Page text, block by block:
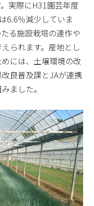
実際にH31園芸年度
6.6％減少していま
る施設栽培の連作や
られます。産地とし
には、土壌環境の改
良普及課とJAが連携
ました。